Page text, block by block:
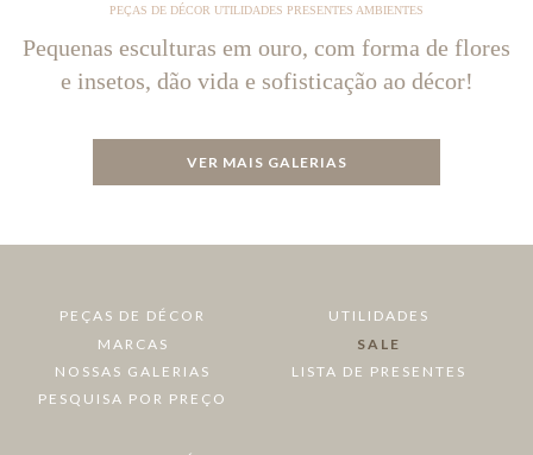
PEÇAS DE DÉCOR UTILIDADES PRESENTES AMBIENTES
Pequenas esculturas em ouro, com forma de flores
e insetos, dão vida e sofisticação ao décor!
VER MAIS GALERIAS
PEÇAS DE DÉCOR
UTILIDADES
MARCAS
SALE
NOSSAS GALERIAS
LISTA DE PRESENTES
PESQUISA POR PREÇO